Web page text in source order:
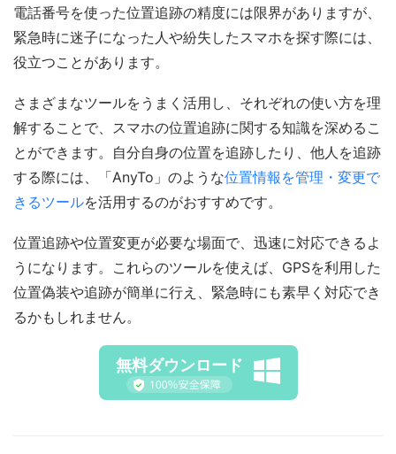
電話番号を使った位置追跡の精度には限界がありますが、
緊急時に迷子になった人や紛失したスマホを探す際には、
役立つことがあります。
さまざまなツールをうまく活用し、それぞれの使い方を理
解することで、スマホの位置追跡に関する知識を深めるこ
とができます。自分自身の位置を追跡したり、他人を追跡
する際には、「AnyTo」のような位置情報を管理・変更で
きるツールを活用するのがおすすめです。
位置追跡や位置変更が必要な場面で、迅速に対応できるよ
うになります。これらのツールを使えば、GPSを利用した
位置偽装や追跡が簡単に行え、緊急時にも素早く対応でき
るかもしれません。
無料ダウンロード